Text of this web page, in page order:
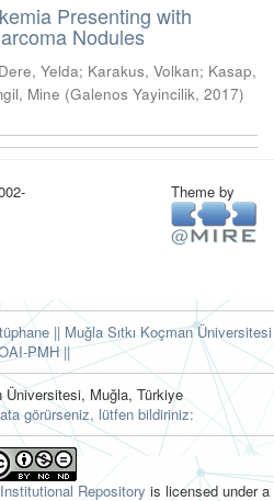
Presenting with
Nodules
Dere, Yelda; Karakus, Volkan; Kasap,
Mine (Galenos Yayincilik, 2017)
Theme by
|| Muğla Sıtkı Koçman Üniversitesi
PMH ||
Üniversitesi, Muğla, Türkiye
görürseniz, lütfen bildiriniz:
Repository is licensed under a